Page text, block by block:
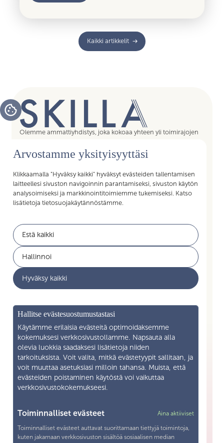
Kaikki artikkelit
Arvostamme yksityisyyttäsi
Klikkaamalla "Hyväksy kaikki" hyväksyt evästeiden tallentamisen
laitteellesi sivuston navigoinnin parantamiseksi, sivuston käytön
analysoimiseksi ja markkinointitoimiemme tukemiseksi. Katso
lisätietoja tietosuojakäytännöstämme.
Estä kaikki
Hallinnoi
Hyväksy kaikki
Hallitse evästesuostumustastasi
Käytämme erilaisia evästeitä optimoidaksemme
kokemuksesi verkkosivustollamme. Napsauta alla
olevia luokkia saadaksesi lisätietoja niiden
tarkoituksista. Voit valita, mitkä evästetyypit sallitaan, ja
voit muuttaa asetuksiasi milloin tahansa. Muista, että
evästeiden poistaminen käytöstä voi vaikuttaa
verkkosivustokokemukseesi.
Toiminnalliset evästeet Aina aktiiviset
Toiminnalliset evästeet auttavat suorittamaan tiettyjä toimintoja,
kuten jakamaan verkkosivuston sisältöä sosiaalisen median
Olemme ammattiyhdistys, joka kokoaa yhteen yli toimirajojen
esihenkilöt ja päälliköt – kaikki sujuvan arjen mahdollistajat.
Liittymällä Skillan jäseneksi saat Akavan Erityisalojen liiton
palvelut käyttöösi. Liity Skillaan, liity liittoon!
Pikalinkit
Jäsenyys
Työelämän palvelut
Ajankohtaista
Yhteystiedot
Liity jäseneksi
Henkilötietojen käsittely
Tietosuojaseloste
Yhteystiedot
Snellmaninkatu 19—21 F 13 00170 Helsingfors